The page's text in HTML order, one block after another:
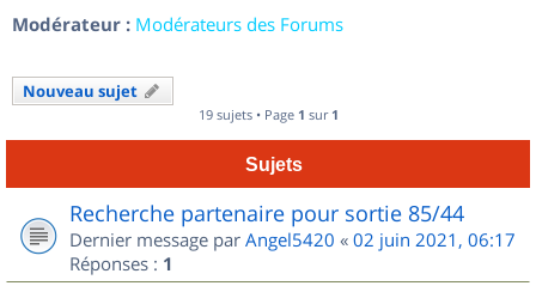
Modérateur : Modérateurs des Forums
Nouveau sujet
19 sujets • Page 1 sur 1
Sujets
Recherche partenaire pour sortie 85/44
Dernier message par Angel5420 « 02 juin 2021, 06:17
Réponses : 1